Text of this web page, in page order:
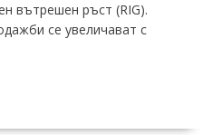
вътрешен ръст (RIG).
се увеличават с